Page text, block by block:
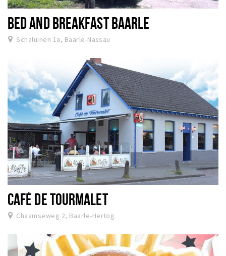
BED AND BREAKFAST BAARLE
Schaluinen 1a, Baarle-Nassau
CAFÉ DE TOURMALET
Chaamseweg 2, Baarle-Hertog